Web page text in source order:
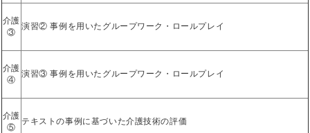
介護
③
演習② 事例を用いたグループワーク・ロールプレイ
介護
④
演習③ 事例を用いたグループワーク・ロールプレイ
介護
⑤
テキストの事例に基づいた介護技術の評価